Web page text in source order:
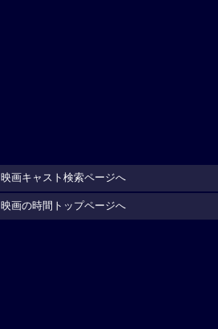
映画キャスト検索ページへ
映画の時間トップページへ